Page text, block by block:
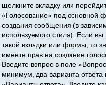
щелкните вкладку или
«Голосование» под основной
создания сообщения (в
используемого стиля). Если вы
такой вкладки или формы, то
имеете прав на создание
Введите вопрос в поле
минимум, два варианта ответа